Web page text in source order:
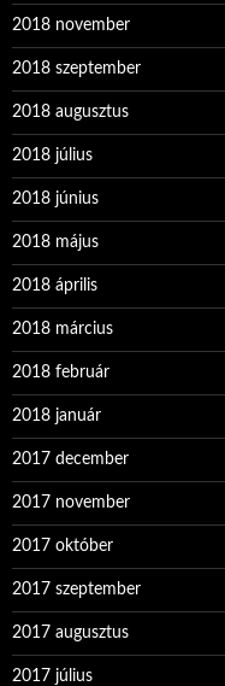
2018 november
2018 szeptember
2018 augusztus
2018 július
2018 június
2018 május
2018 április
2018 március
2018 február
2018 január
2017 december
2017 november
2017 október
2017 szeptember
2017 augusztus
2017 július